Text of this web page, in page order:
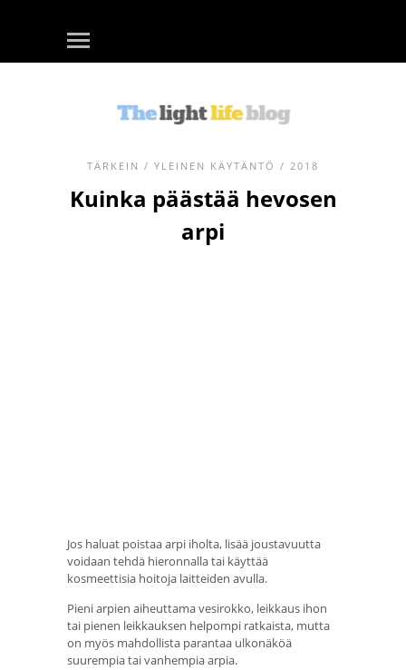
TÄRKEIN / YLEINEN KÄYTÄNTÖ / 2018
Kuinka päästää hevosen
arpi
Jos haluat poistaa arpi iholta, lisää joustavuutta
voidaan tehdä hieronnalla tai käyttää
kosmeettisia hoitoja laitteiden avulla.
Pieni arpien aiheuttama vesirokko, leikkaus ihon
tai pienen leikkauksen helpompi ratkaista, mutta
on myös mahdollista parantaa ulkonäköä
suurempia tai vanhempia arpia.